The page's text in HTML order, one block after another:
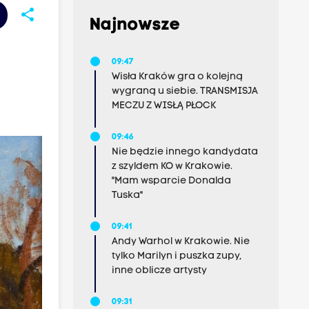
share
Najnowsze
09:47
Wisła Kraków gra o kolejną
wygraną u siebie. TRANSMISJA
MECZU Z WISŁĄ PŁOCK
09:46
Nie będzie innego kandydata
z szyldem KO w Krakowie.
"Mam wsparcie Donalda
Tuska"
09:41
Andy Warhol w Krakowie. Nie
tylko Marilyn i puszka zupy,
inne oblicze artysty
09:31